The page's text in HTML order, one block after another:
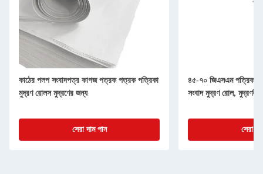
কাঠের পলপ সংবাদপত্র কাগজ পত্রক পত্রক পত্রিকা
মুদ্রণ রোলস মুদ্রণের জন্য
সেরা দাম পান
৪৫-৭০ জিএসএম পত্রিকা
সংবাদ মুদ্রণ রোল, মুদ্রণহীন
সেরা